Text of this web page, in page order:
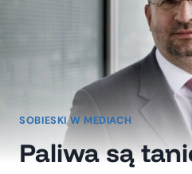
SOBIESKI W MEDIACH
Paliwa są